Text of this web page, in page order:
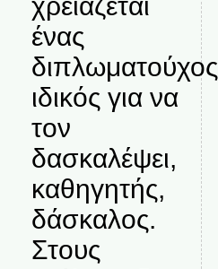
ένας
διπλωματούχος
ιδικός για να
τον
δασκαλέψει,
καθηγητής,
δάσκαλος.
Στους